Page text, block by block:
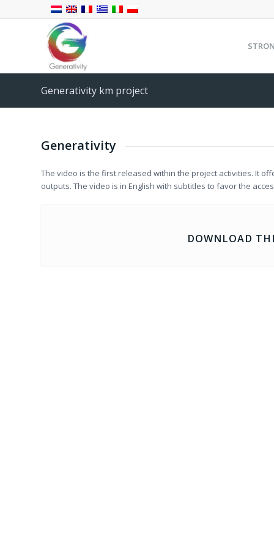
Generativity km project
Generativity
The video is the first released within the project activities. It
outputs. The video is in English with subtitles to favor the
DOWNLOAD